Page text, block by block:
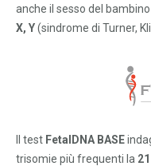
anche il sesso del
X, Y(sindrome di Turner,
Il test FetalDNA BASE
trisomie più frequenti la 21